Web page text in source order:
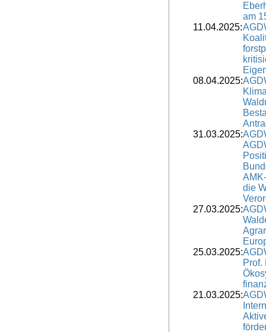
am
11.04.2025:
08.04.2025:
31.03.2025:
die
27.03.2025:
25.03.2025:
Prof.
21.03.2025: